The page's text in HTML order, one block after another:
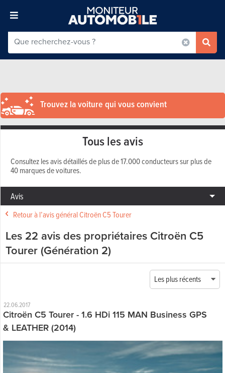
Trouvez la voiture qui vous convient
Tous les avis
Consultez les avis détaillés de plus de 17.000 conducteurs sur plus de
40 marques de voitures.
Avis
Retour à l’avis général Citroën C5 Tourer
Les 22 avis des propriétaires Citroën C5
Tourer (Génération 2)
Les plus récents
22.06.2017
Citroën C5 Tourer - 1.6 HDi 115 MAN Business GPS
& LEATHER (2014)